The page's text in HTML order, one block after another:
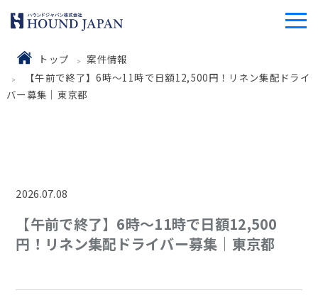
トップ
案件情報
【午前で終了】6時～11時で日額12,500円！リネン集配ドライ
バー募集｜東京都
2026.07.08
【午前で終了】6時～11時で日額12,500
円！リネン集配ドライバー募集｜東京都